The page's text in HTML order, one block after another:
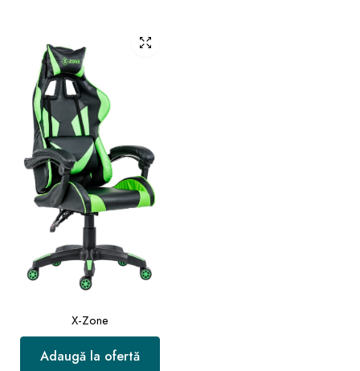
X-Zone
Adaugă la ofertă